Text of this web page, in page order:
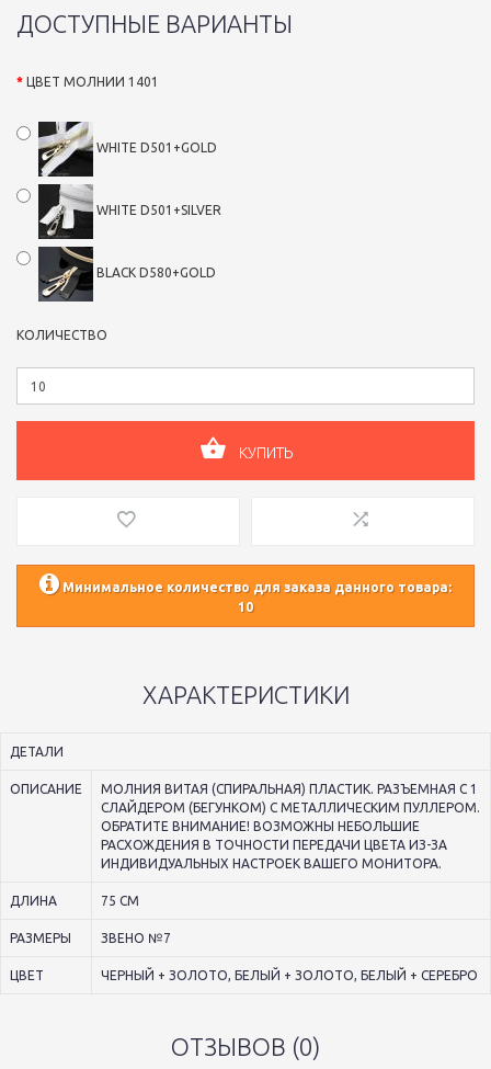
ДОСТУПНЫЕ ВАРИАНТЫ
ЦВЕТ МОЛНИИ 1401
WHITE D501+GOLD
WHITE D501+SILVER
BLACK D580+GOLD
КОЛИЧЕСТВО
КУПИТЬ
Минимальное количество для заказа данного товара:
10
ХАРАКТЕРИСТИКИ
ДЕТАЛИ
ОПИСАНИЕ
МОЛНИЯ ВИТАЯ (СПИРАЛЬНАЯ) ПЛАСТИК. РАЗЪЕМНАЯ С 1
СЛАЙДЕРОМ (БЕГУНКОМ) С МЕТАЛЛИЧЕСКИМ ПУЛЛЕРОМ.
ОБРАТИТЕ ВНИМАНИЕ! ВОЗМОЖНЫ НЕБОЛЬШИЕ
РАСХОЖДЕНИЯ В ТОЧНОСТИ ПЕРЕДАЧИ ЦВЕТА ИЗ-ЗА
ИНДИВИДУАЛЬНЫХ НАСТРОЕК ВАШЕГО МОНИТОРА.
ДЛИНА 75 СМ
РАЗМЕРЫ ЗВЕНО №7
ЦВЕТ ЧЕРНЫЙ + ЗОЛОТО, БЕЛЫЙ + ЗОЛОТО, БЕЛЫЙ + СЕРЕБРО
ОТЗЫВОВ (0)